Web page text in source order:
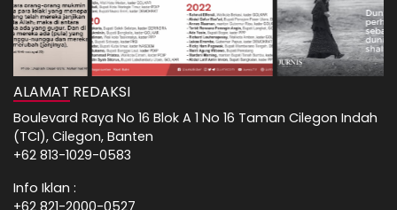
ALAMAT REDAKSI
Boulevard Raya No 16 Blok A 1 No 16 Taman Cilegon Indah
(TCI), Cilegon, Banten
+62 813-1029-0583
Info Iklan :
+62 821-2000-0527